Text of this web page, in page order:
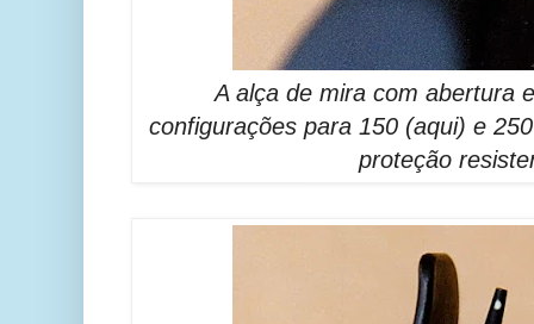
A alça de mira com abertura
configurações para 150 (aqui) e
proteção